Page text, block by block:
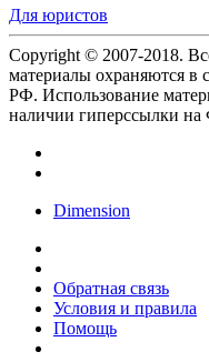
Для юристов
Copyright © 2007-2018.
материалы охраняются в
РФ. Использование
наличии гиперссылки
Dimension
Обратная связь
Условия и правила
Помощь